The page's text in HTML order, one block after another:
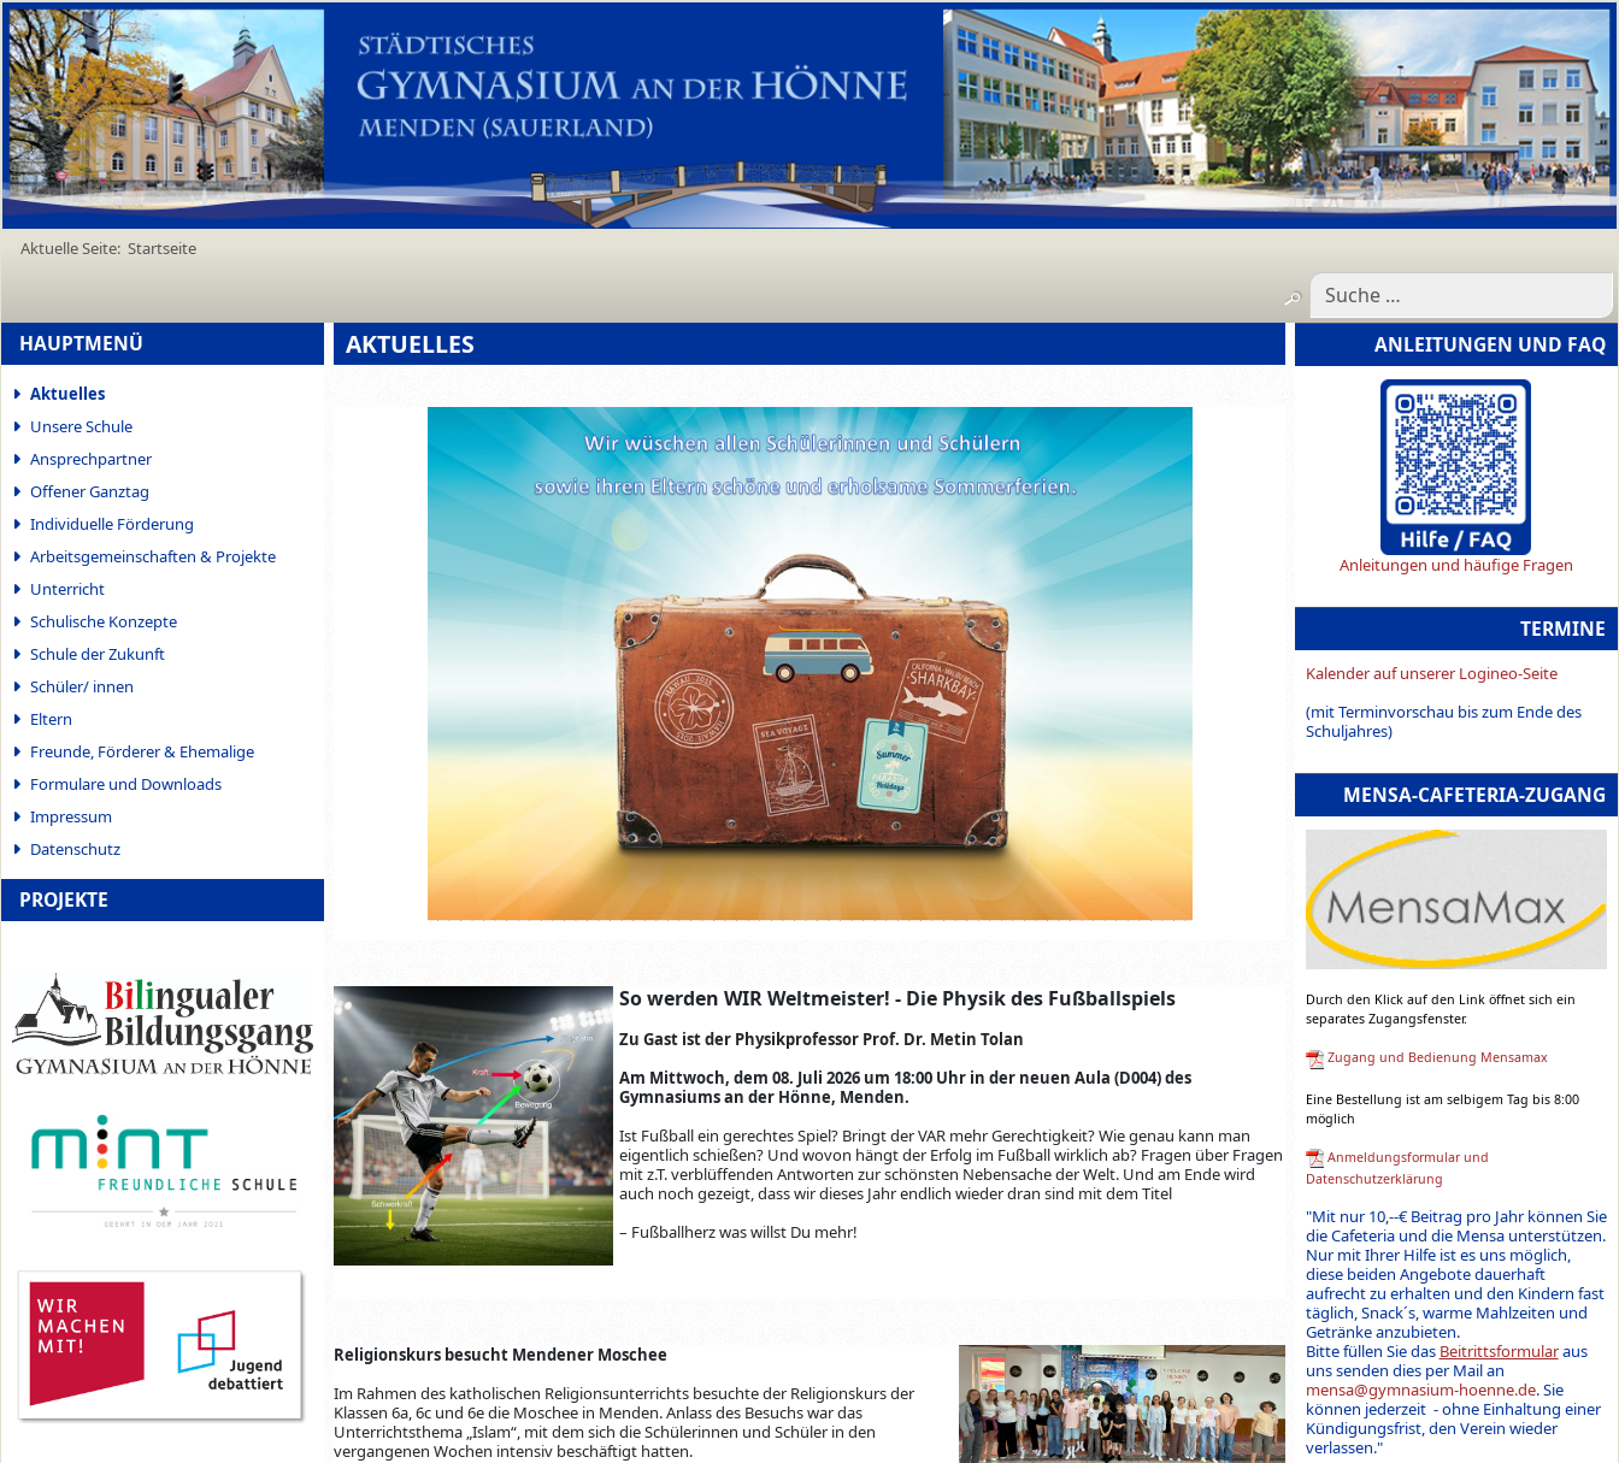
Aktuelle Seite: Startseite
HAUPTMENÜ
Aktuelles
Unsere Schule
Ansprechpartner
Offener Ganztag
Individuelle Förderung
Arbeitsgemeinschaften & Projekte
Unterricht
Schulische Konzepte
Schule der Zukunft
Schüler/ innen
Eltern
Freunde, Förderer & Ehemalige
Formulare und Downloads
Impressum
Datenschutz
PROJEKTE
ANLEITUNGEN UND FAQ
Anleitungen und häufige Fragen
TERMINE
Kalender auf unserer Logineo-Seite
(mit Terminvorschau bis zum Ende des
Schuljahres)
MENSA-CAFETERIA-ZUGANG
Durch den Klick auf den Link öffnet sich ein
separates Zugangsfenster.
Zugang und Bedienung Mensamax
Eine Bestellung ist am selbigem Tag bis 8:00
möglich
Anmeldungsformular und
Datenschutzerklärung
"Mit nur 10,--€ Beitrag pro Jahr können Sie
die Cafeteria und die Mensa unterstützen.
Nur mit Ihrer Hilfe ist es uns möglich,
diese beiden Angebote dauerhaft
aufrecht zu erhalten und den Kindern fast
täglich, Snack´s, warme Mahlzeiten und
Getränke anzubieten.
Bitte füllen Sie das Beitrittsformularaus
uns senden dies per Mail an
mensa@gymnasium-hoenne.de. Sie
können jederzeit - ohne Einhaltung einer
Kündigungsfrist, den Verein wieder
verlassen."
AKTUELLES
So werden WIR Weltmeister! - Die Physik des Fußballspiels
Zu Gast ist der Physikprofessor Prof. Dr. Metin Tolan
Am Mittwoch, dem 08. Juli 2026 um 18:00 Uhr in der neuen Aula (D004) des
Gymnasiums an der Hönne, Menden.
Ist Fußball ein gerechtes Spiel? Bringt der VAR mehr Gerechtigkeit? Wie genau kann man
eigentlich schießen? Und wovon hängt der Erfolg im Fußball wirklich ab? Fragen über Fragen
mit z.T. verblüffenden Antworten zur schönsten Nebensache der Welt. Und am Ende wird
auch noch gezeigt, dass wir dieses Jahr endlich wieder dran sind mit dem Titel
– Fußballherz was willst Du mehr!
Religionskurs besucht Mendener Moschee
Im Rahmen des katholischen Religionsunterrichts besuchte der Religionskurs der
Klassen 6a, 6c und 6e die Moschee in Menden. Anlass des Besuchs war das
Unterrichtsthema „Islam“, mit dem sich die Schülerinnen und Schüler in den
vergangenen Wochen intensiv beschäftigt hatten.